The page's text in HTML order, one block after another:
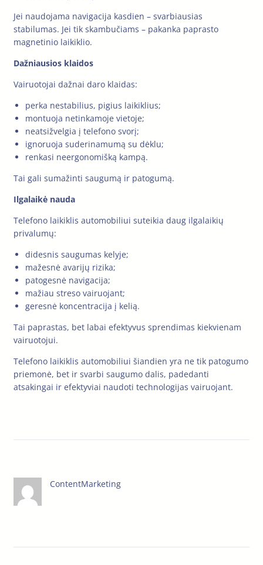
Jei naudojama navigacija kasdien – svarbiausias
stabilumas. Jei tik skambučiams – pakanka paprasto
magnetinio laikiklio.
Dažniausios klaidos
Vairuotojai dažnai daro klaidas:
perka nestabilius, pigius laikiklius;
montuoja netinkamoje vietoje;
neatsižvelgia į telefono svorį;
ignoruoja suderinamumą su dėklu;
renkasi neergonomišką kampą.
Tai gali sumažinti saugumą ir patogumą.
Ilgalaikė nauda
Telefono laikiklis automobiliui suteikia daug ilgalaikių
privalumų:
didesnis saugumas kelyje;
mažesnė avarijų rizika;
patogesnė navigacija;
mažiau streso vairuojant;
geresnė koncentracija į kelią.
Tai paprastas, bet labai efektyvus sprendimas kiekvienam
vairuotojui.
Telefono laikiklis automobiliui šiandien yra ne tik patogumo
priemonė, bet ir svarbi saugumo dalis, padedanti
atsakingai ir efektyviai naudoti technologijas vairuojant.
ContentMarketing